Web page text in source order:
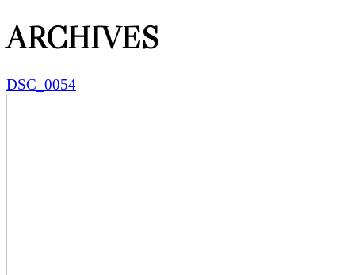
ARCHIVES
DSC_0054